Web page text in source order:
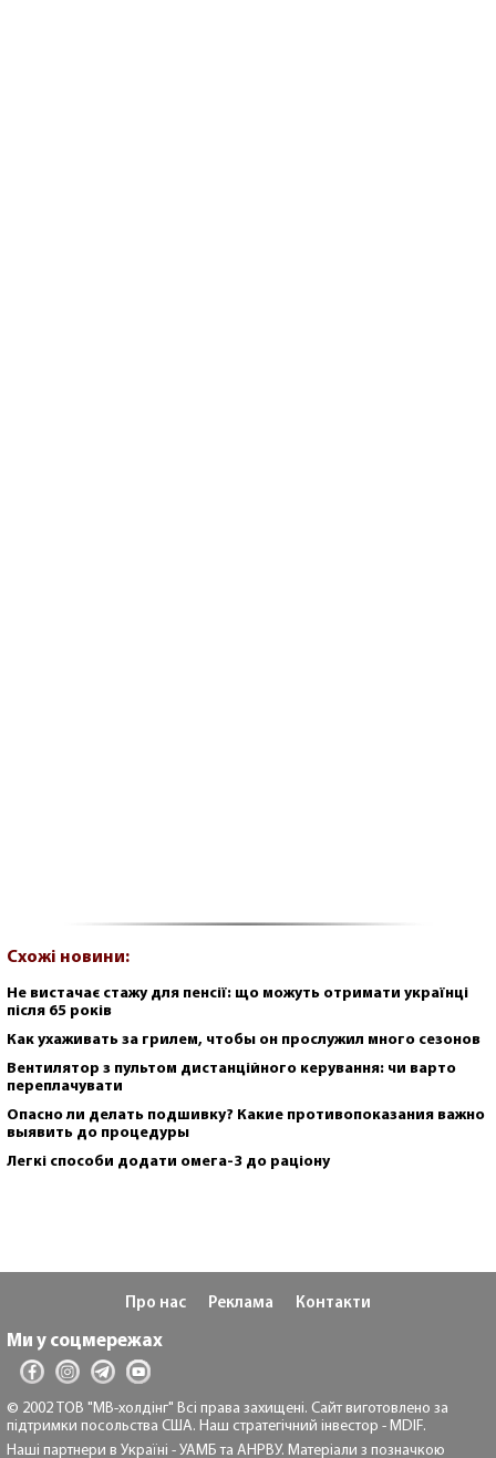
Схожі новини:
Не вистачає стажу для пенсії: що можуть отримати українці
після 65 років
Как ухаживать за грилем, чтобы он прослужил много сезонов
Вентилятор з пультом дистанційного керування: чи варто
переплачувати
Опасно ли делать подшивку? Какие противопоказания важно
выявить до процедуры
Легкі способи додати омега-3 до раціону
Про нас Реклама Контакти
Ми у соцмережах
© 2002 ТОВ "МВ-холдінг" Всі права захищені. Сайт виготовлено за
підтримки посольства США. Наш стратегічний інвестор - MDIF.
Наші партнери в Україні - УАМБ та АНРВУ. Матеріали з позначкою